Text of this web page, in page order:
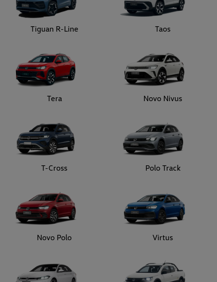
Tiguan R-Line Taos
Tera Novo Nivus
T-Cross Polo Track
Novo Polo Virtus